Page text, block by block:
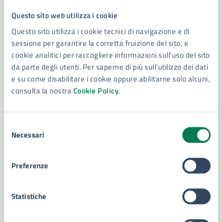
Questo sito web utilizza i cookie
Questo sito utilizza i cookie tecnici di navigazione e di
sessione per garantire la corretta fruizione del sito, e
cookie analitici per raccogliere informazioni sull'uso del sito
da parte degli utenti. Per saperne di più sull'utilizzo dei dati
e su come disabilitare i cookie oppure abilitarne solo alcuni,
consulta la nostraCookie Policy.
delNecessari
Preferenze
Statistiche
Contenuti correlati
Amministrazione
Ufficio Di Gabinetto
Settore Sistemi Informativi e Transizione Digitale
Conferenza Capigruppo
Vedi altri 1